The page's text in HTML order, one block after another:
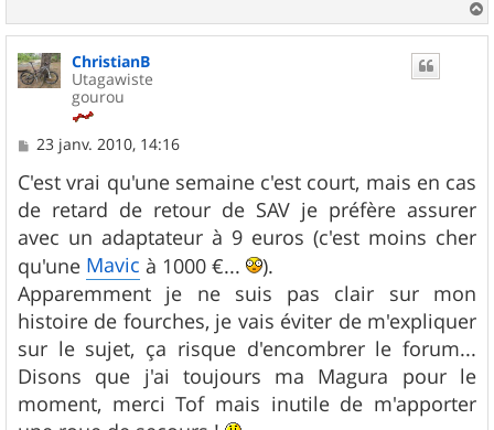
a
ChristianB
Utagawiste
gourou
M
s
s
a
g
e
23 janv. 2010, 14:16
C'est vrai qu'une semaine c'est court, mais en cas
de retard de retour de SAV je préfère assurer
avec un adaptateur à 9 euros (c'est moins cher
qu'une Mavic à 1000 €...
).
Apparemment je ne suis pas clair sur mon
histoire de fourches, je vais éviter de m'expliquer
sur le sujet, ça risque d'encombrer le forum...
Disons que j'ai toujours ma Magura pour le
moment, merci Tof mais inutile de m'apporter